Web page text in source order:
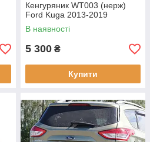
Кенгуряник WT003 (нерж)
Ford Kuga 2013-2019
В наявності
5 300 ₴
Купити